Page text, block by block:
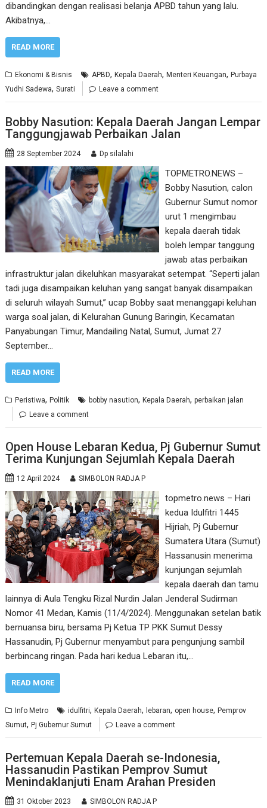
dibandingkan dengan realisasi belanja APBD tahun yang lalu.
Akibatnya,…
READ MORE
Ekonomi & Bisnis APBD,Kepala Daerah,Menteri Keuangan,Purbaya
Yudhi Sadewa,Surati Leave a comment
Bobby Nasution: Kepala Daerah Jangan Lempar
Tanggungjawab Perbaikan Jalan
28 September 2024 Dp silalahi
TOPMETRO.NEWS –
Bobby Nasution, calon
Gubernur Sumut nomor
urut 1 mengimbau
kepala daerah tidak
boleh lempar tanggung
jawab atas perbaikan
infrastruktur jalan dikeluhkan masyarakat setempat. “Seperti jalan
tadi juga disampaikan keluhan yang sangat banyak disampaikan
di seluruh wilayah Sumut,” ucap Bobby saat menanggapi keluhan
warga soal jalan, di Kelurahan Gunung Baringin, Kecamatan
Panyabungan Timur, Mandailing Natal, Sumut, Jumat 27
September…
READ MORE
Peristiwa,Politik bobby nasution,Kepala Daerah,perbaikan jalan
Leave a comment
Open House Lebaran Kedua, Pj Gubernur Sumut
Terima Kunjungan Sejumlah Kepala Daerah
12 April 2024 SIMBOLON RADJA P
topmetro.news – Hari
kedua Idulfitri 1445
Hijriah, Pj Gubernur
Sumatera Utara (Sumut)
Hassanusin menerima
kunjungan sejumlah
kepala daerah dan tamu
lainnya di Aula Tengku Rizal Nurdin Jalan Jenderal Sudirman
Nomor 41 Medan, Kamis (11/4/2024). Menggunakan setelan batik
bernuansa biru, bersama Pj Ketua TP PKK Sumut Dessy
Hassanudin, Pj Gubernur menyambut para pengunjung sambil
berbincang ringan. Pada hari kedua Lebaran itu,…
READ MORE
Info Metro idulfitri,Kepala Daerah, lebaran, open house,Pemprov
Sumut,Pj Gubernur Sumut Leave a comment
Pertemuan Kepala Daerah se-Indonesia,
Hassanudin Pastikan Pemprov Sumut
Menindaklanjuti Enam Arahan Presiden
31 Oktober 2023 SIMBOLON RADJA P